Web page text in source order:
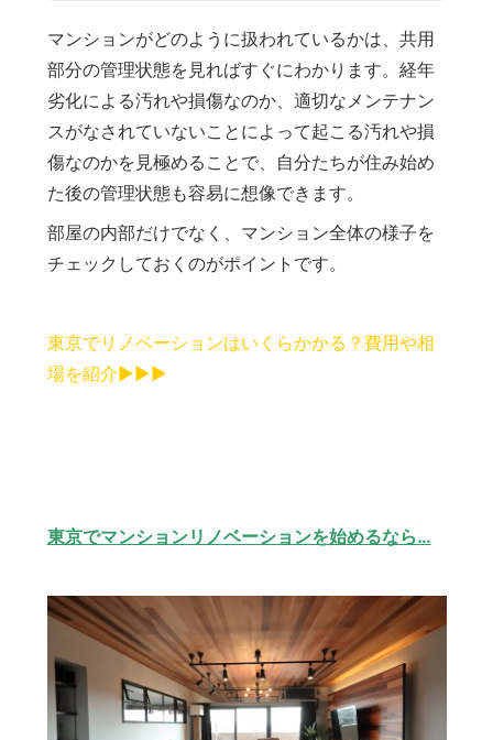
マンションがどのように扱われているかは、共用
部分の管理状態を見ればすぐにわかります。経年
劣化による汚れや損傷なのか、適切なメンテナン
スがなされていないことによって起こる汚れや損
傷なのかを見極めることで、自分たちが住み始め
た後の管理状態も容易に想像できます。
部屋の内部だけでなく、マンション全体の様子を
チェックしておくのがポイントです。
東京でリノベーションはいくらかかる？費用や相
場を紹介▶︎▶︎▶︎
東京でマンションリノベーションを始めるなら…